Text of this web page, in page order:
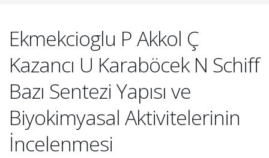
Ekmekcioglu P Akkol Ç
Kazancı U Karaböcek N Schiff
Bazı Sentezi Yapısı ve
Biyokimyasal Aktivitelerinin
İncelenmesi